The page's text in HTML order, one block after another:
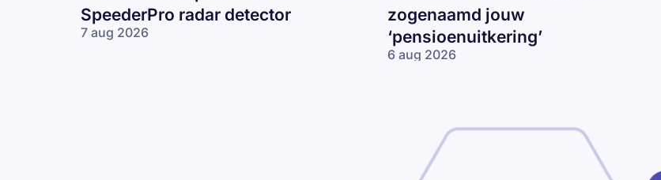
SpeederPro radar detector
7 aug 2026
zogenaamd jouw
‘pensioenuitkering’
6 aug 2026
‘pensioenuitkering’